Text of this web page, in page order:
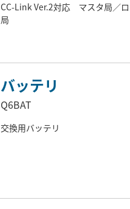
CC-Link Ver.2対応 マスタ局／
局
バッテリ
Q6BAT
交換用バッテリ